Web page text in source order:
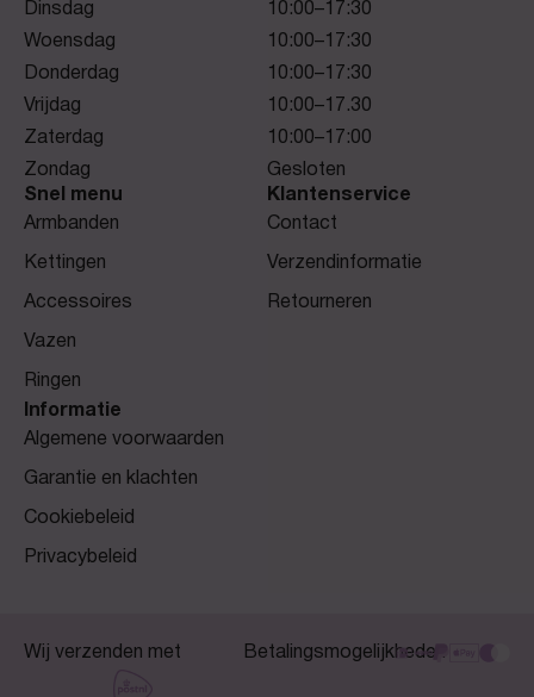
Dinsdag
10:00–17:30
Woensdag
10:00–17:30
Donderdag
10:00–17:30
Vrijdag
10:00–17.30
Zaterdag
10:00–17:00
Zondag
Gesloten
Snel menu
Armbanden
Kettingen
Accessoires
Vazen
Ringen
Klantenservice
Contact
Verzendinformatie
Retourneren
Informatie
Algemene voorwaarden
Garantie en klachten
Cookiebeleid
Privacybeleid
Wij verzenden met Betalingsmogelijkheden